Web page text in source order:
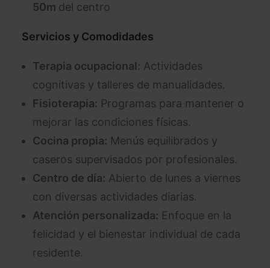
50m del centro
Servicios y Comodidades
Terapia ocupacional: Actividades
cognitivas y talleres de manualidades.
Fisioterapia: Programas para mantener o
mejorar las condiciones físicas.
Cocina propia: Menús equilibrados y
caseros supervisados por profesionales.
Centro de día: Abierto de lunes a viernes
con diversas actividades diarias.
Atención personalizada: Enfoque en la
felicidad y el bienestar individual de cada
residente.